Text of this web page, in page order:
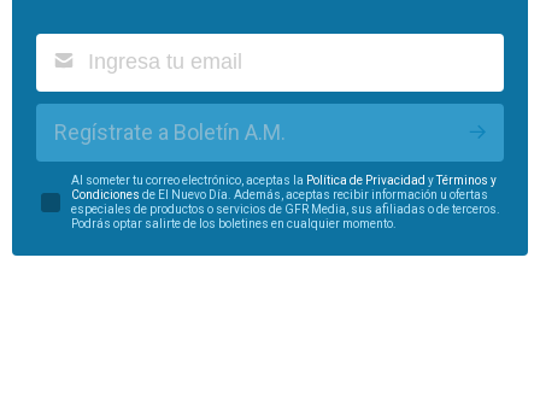
Regístrate a Boletín A.M.
Al someter tu correo electrónico, aceptas la Política de Privacidad yTérminos y
Condiciones de El Nuevo Día. Además, aceptas recibir información u ofertas
especiales de productos o servicios de GFR Media, sus afiliadas o de terceros.
Podrás optar salirte de los boletines en cualquier momento.